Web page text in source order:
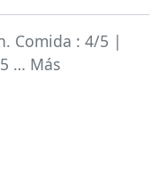
Comida : 4/5 |
… Más